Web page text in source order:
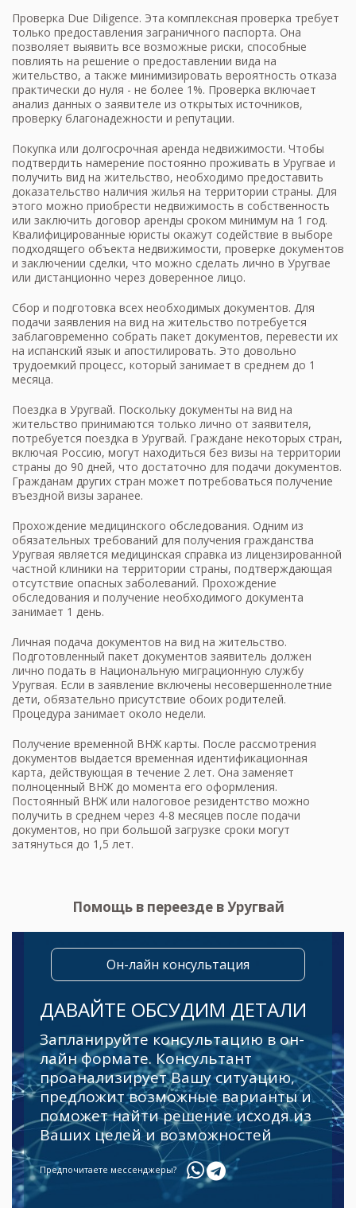
Проверка Due Diligence. Эта комплексная проверка требует
только предоставления заграничного паспорта. Она
позволяет выявить все возможные риски, способные
повлиять на решение о предоставлении вида на
жительство, а также минимизировать вероятность отказа
практически до нуля - не более 1%. Проверка включает
анализ данных о заявителе из открытых источников,
проверку благонадежности и репутации.
Покупка или долгосрочная аренда недвижимости. Чтобы
подтвердить намерение постоянно проживать в Уругвае и
получить вид на жительство, необходимо предоставить
доказательство наличия жилья на территории страны. Для
этого можно приобрести недвижимость в собственность
или заключить договор аренды сроком минимум на 1 год.
Квалифицированные юристы окажут содействие в выборе
подходящего объекта недвижимости, проверке документов
и заключении сделки, что можно сделать лично в Уругвае
или дистанционно через доверенное лицо.
Сбор и подготовка всех необходимых документов. Для
подачи заявления на вид на жительство потребуется
заблаговременно собрать пакет документов, перевести их
на испанский язык и апостилировать. Это довольно
трудоемкий процесс, который занимает в среднем до 1
месяца.
Поездка в Уругвай. Поскольку документы на вид на
жительство принимаются только лично от заявителя,
потребуется поездка в Уругвай. Граждане некоторых стран,
включая Россию, могут находиться без визы на территории
страны до 90 дней, что достаточно для подачи документов.
Гражданам других стран может потребоваться получение
въездной визы заранее.
Прохождение медицинского обследования. Одним из
обязательных требований для получения гражданства
Уругвая является медицинская справка из лицензированной
частной клиники на территории страны, подтверждающая
отсутствие опасных заболеваний. Прохождение
обследования и получение необходимого документа
занимает 1 день.
Личная подача документов на вид на жительство.
Подготовленный пакет документов заявитель должен
лично подать в Национальную миграционную службу
Уругвая. Если в заявление включены несовершеннолетние
дети, обязательно присутствие обоих родителей.
Процедура занимает около недели.
Получение временной ВНЖ карты. После рассмотрения
документов выдается временная идентификационная
карта, действующая в течение 2 лет. Она заменяет
полноценный ВНЖ до момента его оформления.
Постоянный ВНЖ или налоговое резидентство можно
получить в среднем через 4-8 месяцев после подачи
документов, но при большой загрузке сроки могут
затянуться до 1,5 лет.
Помощь в переезде в Уругвай
Он-лайн консультация
ДАВАЙТЕ ОБСУДИМ ДЕТАЛИ
Запланируйте консультацию в он-
лайн формате. Консультант
проанализирует Вашу ситуацию,
предложит возможные варианты и
поможет найти решение исходя из
Ваших целей и возможностей
Предпочитаете мессенджеры?